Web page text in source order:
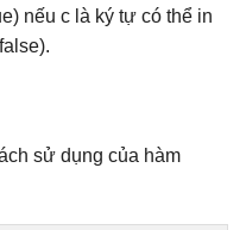
nếu c là ký tự có thể in
sử dụng của hàm